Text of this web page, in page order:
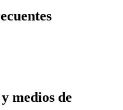
medios de